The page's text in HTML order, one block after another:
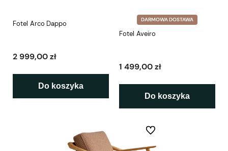
Fotel Arco Dappo
2 999,00 zł
Do koszyka
DARMOWA DOSTAWA
Fotel Aveiro
1 499,00 zł
Do koszyka
Do ulubionych